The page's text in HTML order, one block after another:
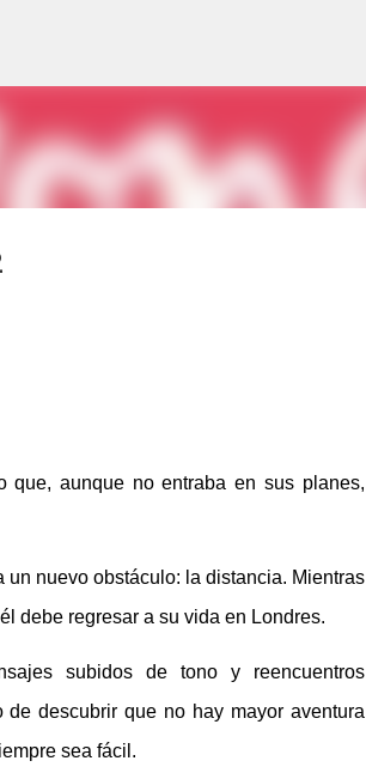
que, aunque no entraba en sus planes,
nuevo obstáculo: la distancia. Mientras
debe regresar a su vida en Londres.
subidos de tono y reencuentros
descubrir que no hay mayor aventura
sea fácil.